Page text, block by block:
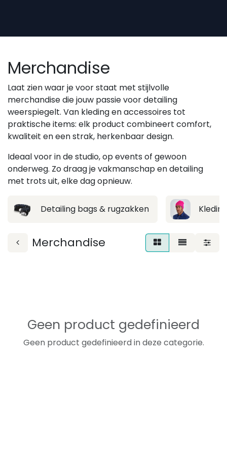
Merchandise
Laat zien waar je voor staat met stijlvolle
merchandise die jouw passie voor detailing
weerspiegelt. Van kleding en accessoires tot
praktische items: elk product combineert comfort,
kwaliteit en een strak, herkenbaar design.
Ideaal voor in de studio, op events of gewoon
onderweg. Zo draag je vakmanschap en detailing
met trots uit, elke dag opnieuw.
Detailing bags & rugzakken Kleding
Merchandise
Geen product gedefinieerd
Geen product gedefinieerd in deze categorie.